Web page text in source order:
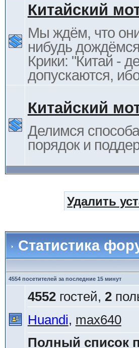
Китайский
Мы ждём, что
нибудь
Крики: "Китай -
допускаются,
Китайский
Делимся
порядок и
Удалить
Статистика
4554 посетителей за последние 15 минут
4552гостей, 2
Huandi, max640
Полный список